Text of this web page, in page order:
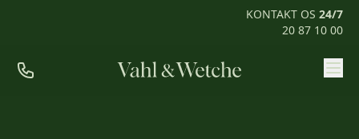
KONTAKT OS 24/7
20 87 10 00
Priser